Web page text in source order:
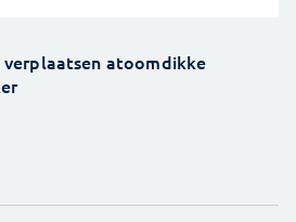
atoomdikke